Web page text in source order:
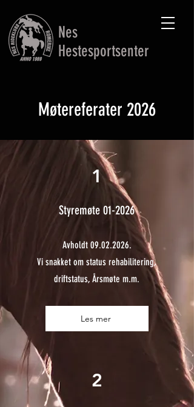
Nes
Hestesportsenter
Møtereferater 2026
1
Styremøte 01-2026
Avholdt 09.02.2026.
Vi snakket om status rehabilitering,
driftstatus, Årsmøte m.m.
Les mer
2